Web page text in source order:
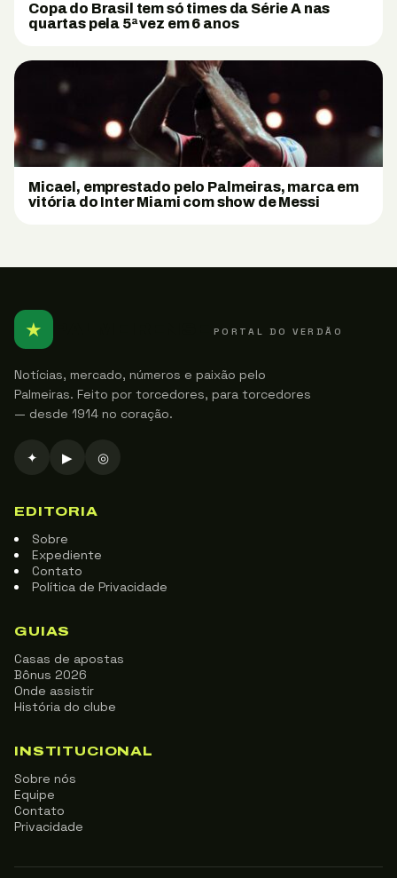
Copa do Brasil tem só times da Série A nas
quartas pela 5ª vez em 6 anos
Micael, emprestado pelo Palmeiras, marca em
vitória do Inter Miami com show de Messi
★ PORTAL DO VERDÃO
Notícias, mercado, números e paixão pelo
Palmeiras. Feito por torcedores, para torcedores
— desde 1914 no coração.
✦ ▶ ◎
EDITORIA
Sobre
Expediente
Contato
Política de Privacidade
GUIAS
Casas de apostas
Bônus 2026
Onde assistir
História do clube
INSTITUCIONAL
Sobre nós
Equipe
Contato
Privacidade